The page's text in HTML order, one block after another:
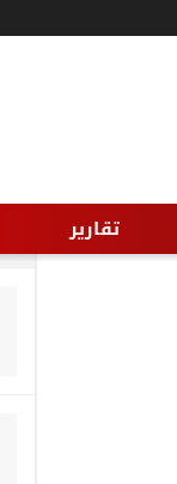
تقارير